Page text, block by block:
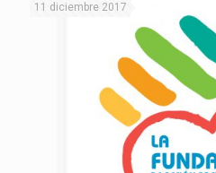
11 diciembre 2017